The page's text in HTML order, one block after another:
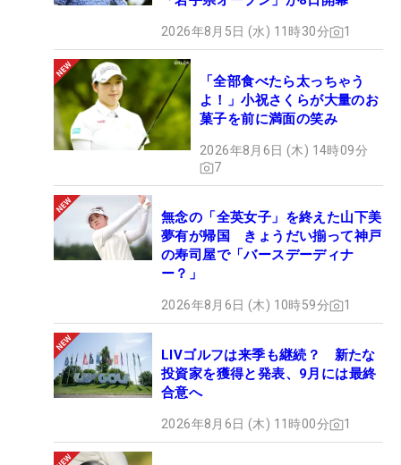
2026年8月5日 (水) 11時30分 1
「全部食べたら太っちゃう
よ！」小祝さくらが大量のお
菓子を前に満面の笑み
2026年8月6日 (木) 14時09分
7
無念の「全英女子」を終えた山下美
夢有が帰国 きょうだい揃って神戸
の寿司屋で「バースデーディナ
ー？」
2026年8月6日 (木) 10時59分 1
LIVゴルフは来季も継続？ 新たな
投資家を獲得と発表、9月には最終
合意へ
2026年8月6日 (木) 11時00分 1